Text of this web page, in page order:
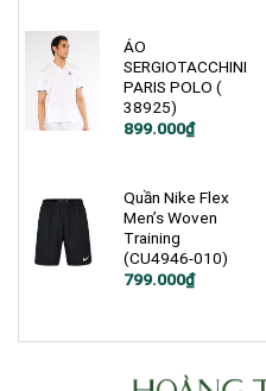
649.999₫.
ÁO
SERGIOTACCHINI
PARIS POLO (
38925)
899.000₫
Quần Nike Flex
Men’s Woven
Training
(CU4946-010)
Giá
799.000₫
Giá
799.000₫.